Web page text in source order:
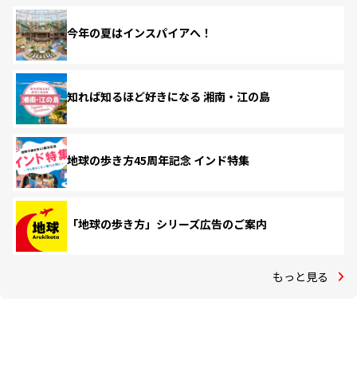
今年の夏はインスパイアへ！
知れば知るほど好きになる 湘南・江の島
地球の歩き方45周年記念 インド特集
「地球の歩き方」シリーズ広告のご案内
もっと見る